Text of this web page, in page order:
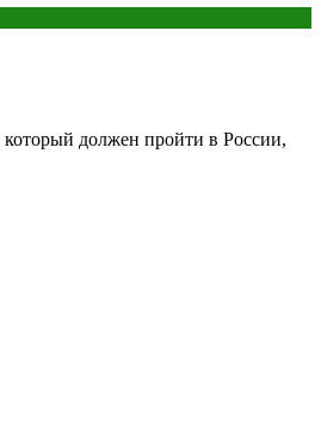
должен пройти в России,